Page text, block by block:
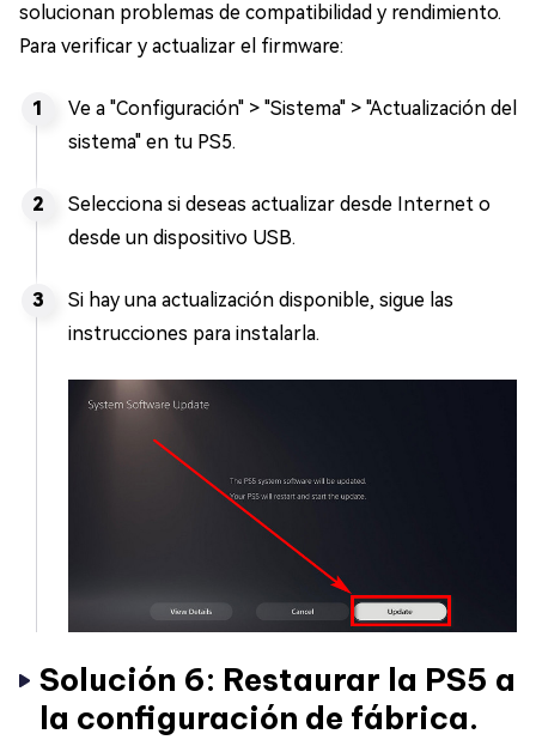
solucionan problemas de compatibilidad y rendimiento.
Para verificar y actualizar el firmware:
Ve a "Configuración" > "Sistema" > "Actualización del
sistema" en tu PS5.
Selecciona si deseas actualizar desde Internet o
desde un dispositivo USB.
Si hay una actualización disponible, sigue las
instrucciones para instalarla.
Solución 6: Restaurar la PS5 a
la configuración de fábrica.